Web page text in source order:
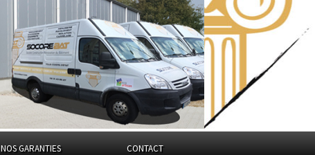
NOS GARANTIES CONTACT